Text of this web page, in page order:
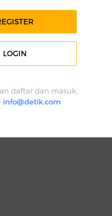
LOGIN
daftar dan masuk,
info@detik.com